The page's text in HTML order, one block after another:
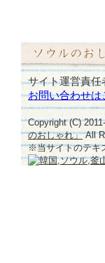
サイト運営責
お問い合わせは
Copyright (C) 2011-
のおしゃれ」All
※当サイトのテキ